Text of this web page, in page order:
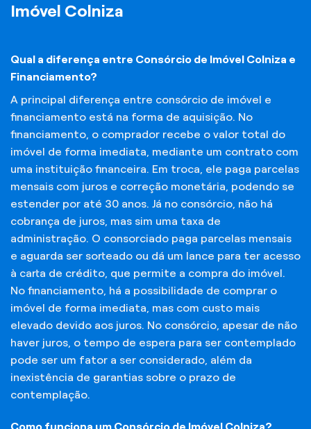
Imóvel Colniza
Qual a diferença entre Consórcio de Imóvel Colniza e
Financiamento?
A principal diferença entre consórcio de imóvel e
financiamento está na forma de aquisição. No
financiamento, o comprador recebe o valor total do
imóvel de forma imediata, mediante um contrato com
uma instituição financeira. Em troca, ele paga parcelas
mensais com juros e correção monetária, podendo se
estender por até 30 anos. Já no consórcio, não há
cobrança de juros, mas sim uma taxa de
administração. O consorciado paga parcelas mensais
e aguarda ser sorteado ou dá um lance para ter acesso
à carta de crédito, que permite a compra do imóvel.
No financiamento, há a possibilidade de comprar o
imóvel de forma imediata, mas com custo mais
elevado devido aos juros. No consórcio, apesar de não
haver juros, o tempo de espera para ser contemplado
pode ser um fator a ser considerado, além da
inexistência de garantias sobre o prazo de
contemplação.